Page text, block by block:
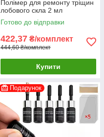
Полімер для ремонту тріщин
лобового скла 2 мл
Готово до відправки
422,37 ₴/комплект
444,60 ₴/комплект
Купити
Подарунок